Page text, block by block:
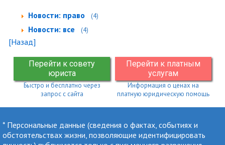
Новости: право (4)
Новости: все (4)
[Назад]
Перейти к совету
юриста
Перейти к платным
услугам
Быстро и бесплатно через
запрос с сайта
Информация о ценах на
платную юридическую помощь
* Персональные данные (сведения о фактах, событиях и
обстоятельствах жизни, позволяющие идентифицировать